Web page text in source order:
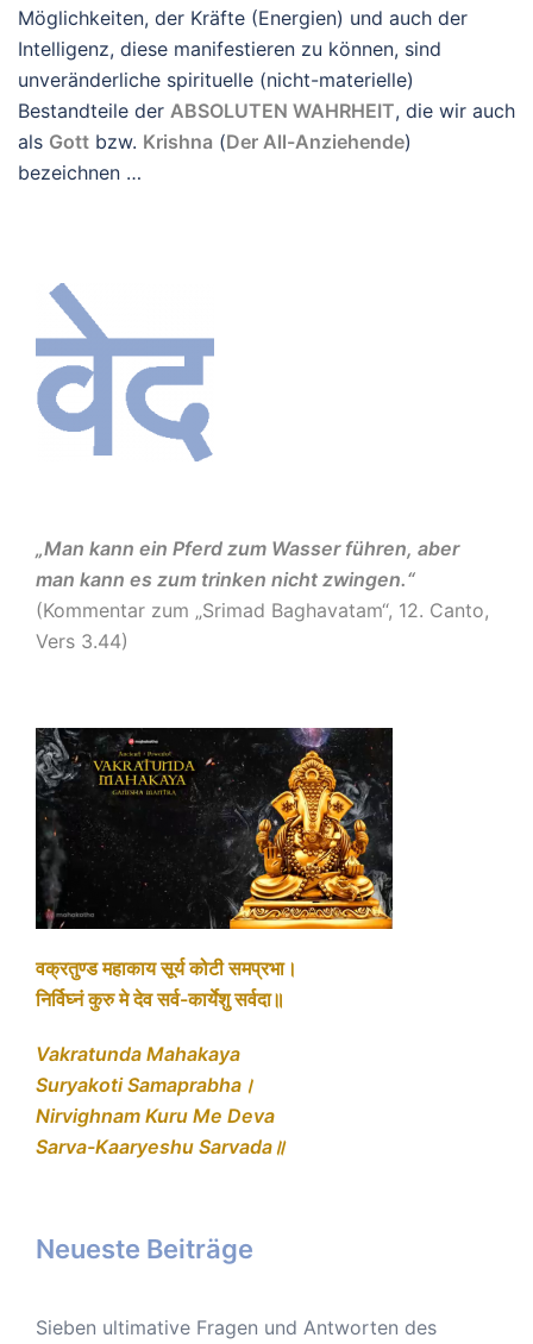
Möglichkeiten, der Kräfte (Energien) und auch der
Intelligenz, diese manifestieren zu können, sind
unveränderliche spirituelle (nicht-materielle)
Bestandteile der ABSOLUTEN WAHRHEIT, die wir auch
als Gott bzw. Krishna (Der All-Anziehende)
bezeichnen …
„Man kann ein Pferd zum Wasser führen, aber
man kann es zum trinken nicht zwingen.“
(Kommentar zum „Srimad Baghavatam“, 12. Canto,
Vers 3.44)
वक्रतुण्ड महाकाय सूर्य कोटी समप्रभा।
निर्विघ्नं कुरु मे देव सर्व-कार्येशु सर्वदा॥
Vakratunda Mahakaya
Suryakoti Samaprabha।
Nirvighnam Kuru Me Deva
Sarva-Kaaryeshu Sarvada॥
Neueste Beiträge
Sieben ultimative Fragen und Antworten des